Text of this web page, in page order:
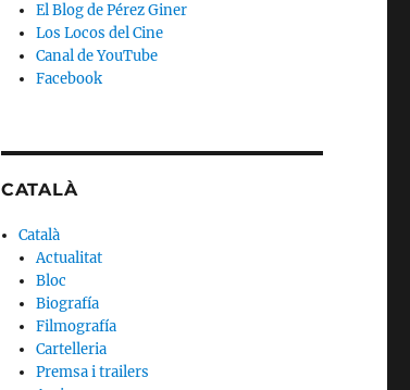
El Blog de Pérez Giner
Los Locos del Cine
Canal de YouTube
Facebook
CATALÀ
Català
Actualitat
Bloc
Biografía
Filmografía
Cartelleria
Premsa i trailers